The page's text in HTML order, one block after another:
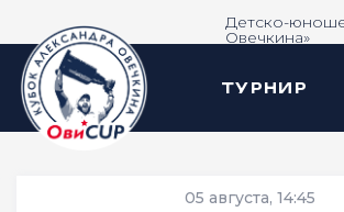
Детско-
Овечкина»
ТУРНИР
05 августа, 14:45